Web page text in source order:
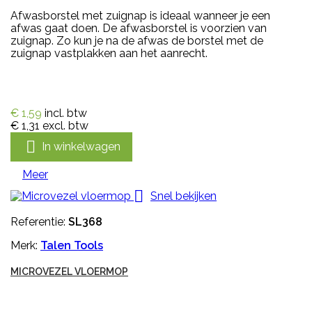
Afwasborstel met zuignap is ideaal wanneer je een
afwas gaat doen. De afwasborstel is voorzien van
zuignap. Zo kun je na de afwas de borstel met de
zuignap vastplakken aan het aanrecht.
€ 1,59 incl. btw
€ 1,31 excl. btw
 In winkelwagen
Meer

Snel bekijken
Referentie: SL368
Merk: Talen Tools
MICROVEZEL VLOERMOP